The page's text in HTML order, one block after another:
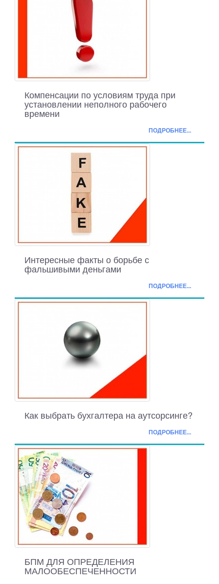
Компенсации по условиям труда при
установлении неполного рабочего
времени
ПОДРОБНЕЕ...
Интересные факты о борьбе с
фальшивыми деньгами
ПОДРОБНЕЕ...
Как выбрать бухгалтера на аутсорсинге?
ПОДРОБНЕЕ...
БПМ ДЛЯ ОПРЕДЕЛЕНИЯ
МАЛООБЕСПЕЧЕННОСТИ